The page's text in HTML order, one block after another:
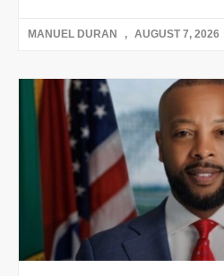
MANUEL DURAN AUGUST 7, 2026